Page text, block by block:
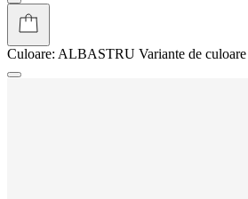
Culoare: ALBASTRU Variante de culoare